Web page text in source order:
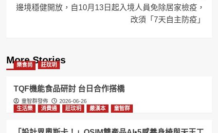
邊境穩健開放，自10月13日起入境人員免除居家檢疫，
改須「7天自主防疫」
More Stories
樂食尚 莊玟玥
TQF機能食品研討 台日合作搭橋
童智群發佈
2026-06-26
生活樂
消費通 莊玟玥 嚴漢本 童智群